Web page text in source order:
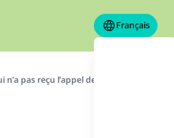
Français
pas reçu l’appel de l’Islam